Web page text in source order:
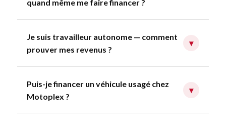
quand même me faire financer ?
Je suis travailleur autonome — comment
prouver mes revenus ?
▾
Puis-je financer un véhicule usagé chez
Motoplex ?
▾